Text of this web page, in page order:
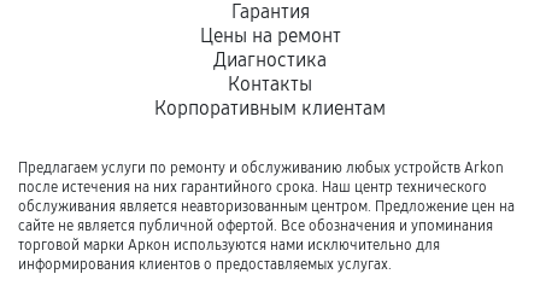
Гарантия
Цены на ремонт
Диагностика
Контакты
Корпоративным клиентам
Предлагаем услуги по ремонту и обслуживанию любых устройств Arkon
после истечения на них гарантийного срока. Наш центр технического
обслуживания является неавторизованным центром. Предложение цен на
сайте не является публичной офертой. Все обозначения и упоминания
торговой марки Аркон используются нами исключительно для
информирования клиентов о предоставляемых услугах.